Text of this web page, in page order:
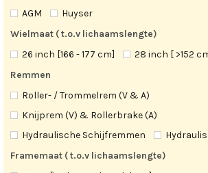
AGM
Huyser
Wielmaat ( t.o.v lichaamslengte)
26 inch [166 - 177 cm]
28 inch [ >152
Remmen
Roller- / Trommelrem (V & A)
Knijprem (V) & Rollerbrake (A)
Hydraulische Schijfremmen
Framemaat ( t.o.v lichaamslengte)